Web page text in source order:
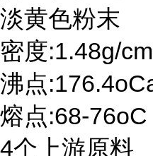
淡黄色粉末
密度:1.48g/
沸点
熔点:68-76oC
4个上游原料